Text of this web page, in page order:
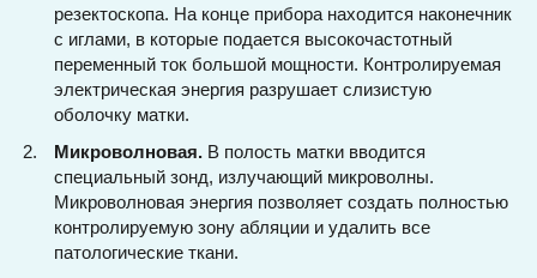
резектоскопа. На конце прибора находится наконечник
с иглами, в которые подается высокочастотный
переменный ток большой мощности. Контролируемая
электрическая энергия разрушает слизистую
оболочку матки.
Микроволновая. В полость матки вводится
специальный зонд, излучающий микроволны.
Микроволновая энергия позволяет создать полностью
контролируемую зону абляции и удалить все
патологические ткани.